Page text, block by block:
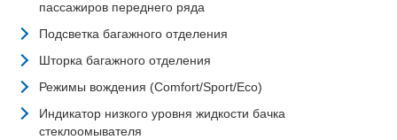
пассажиров переднего ряда
Подсветка багажного отделения
Шторка багажного отделения
Режимы вождения (Comfort/Sport/Eco)
Индикатор низкого уровня жидкости бачка
стеклоомывателя